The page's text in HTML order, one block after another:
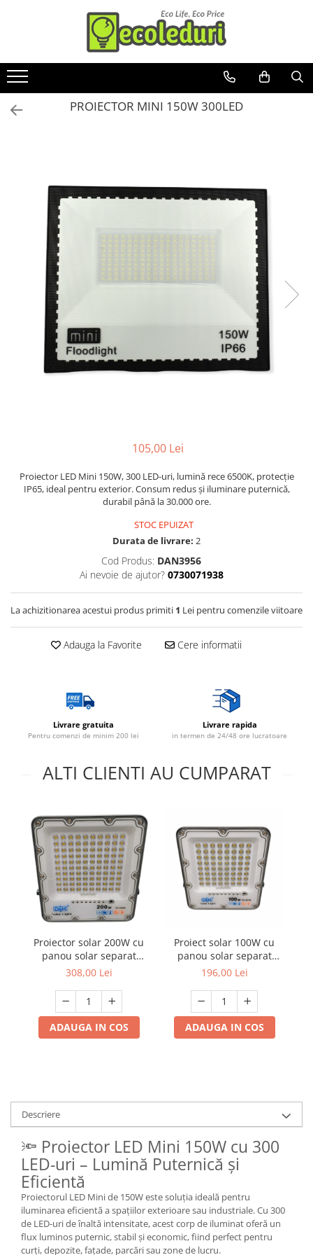
Toate Produsele
Banda LED
Becuri & lampi led cu fasung
Ghirlande luminoase
Modul Led pentru aplica
Tub Neon Fluorescent (Clasic)
Tub Neon LED
Lampi solare
Corpuri de iluminat
Spoturi LED
Lămpi portabile
miscare,crepuscular,dulii cu
Aplice de perete interior,
exterior
Lampi emergente
Lustre
Aparataj şi accesorii
Alimentatoare/Drivere
Cablu electric, canal cablu
electrice/Morsete/reglete
Copex
Cuple
Doze
Dulii/Dulie adaptor
Mufe,Accesorii TV
Multimetru Digital
Prelungitoare/Derulatoare
Prize
Starter/Droser
Ştechere/Stecher adaptor
Ţeavă PVC
Corpuri Led lineare
Feronerie
Butuc yala,Broaste usa,Lacat
Tablou si sigurante electrice
PROIECTOR MINI 150W 300LED
105,00 Lei
Proiector LED Mini 150W, 300 LED-uri, lumină rece 6500K, protecție
IP65, ideal pentru exterior. Consum redus și iluminare puternică,
durabil până la 30.000 ore.
STOC EPUIZAT
Durata de livrare: 2
Cod Produs: DAN3956
Ai nevoie de ajutor? 0730071938
La achizitionarea acestui produs primiti 1 Lei pentru comenzile viitoare
Adauga la Favorite Cere informatii
Livrare gratuita
Pentru comenzi de minim 200 lei
Livrare rapida
in termen de 24/48 ore lucratoare
ALTI CLIENTI AU CUMPARAT
Proiector solar 200W cu
panou solar separat
senzor crepuscular si
308,00 Lei
ADAUGA IN COS
Proiect solar 100W cu
panou solar separat
senzor crepuscular si
196,00 Lei
ADAUGA IN COS
Descriere
🔦 Proiector LED Mini 150W cu 300
LED-uri – Lumină Puternică și
Eficientă
Proiectorul LED Mini de 150W este soluția ideală pentru
iluminarea eficientă a spațiilor exterioare sau industriale. Cu 300
de LED-uri de înaltă intensitate, acest corp de iluminat oferă un
flux luminos puternic, stabil și economic, fiind perfect pentru
curți, depozite, fațade, parcări sau zone de lucru.